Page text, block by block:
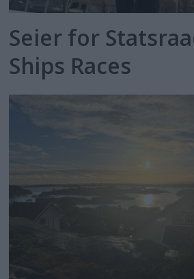
Seier for
Ships Races